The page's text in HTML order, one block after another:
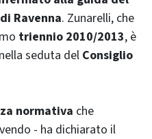
Ravenna. Zunarelli, che
triennio 2010/2013, è
nella seduta del Consiglio
normativa che
- ha dichiarato il